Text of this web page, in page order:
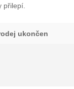
přilepí.
ukončen